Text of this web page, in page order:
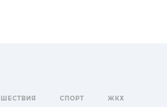
СПОРТ ЖКХ